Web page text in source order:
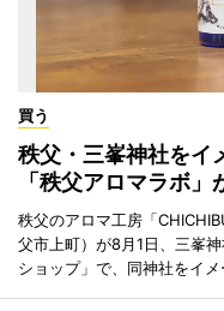
買う
秩父・三峯神社を
「秩父アロマラボ」
秩父のアロマ工房「
父市上町）が8月1日、三峯
ショップ」で、同神社をイ